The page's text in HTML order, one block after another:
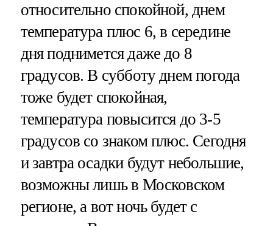
относительно спокойной, днем
температура плюс 6, в середине
дня поднимется даже до 8
градусов. В субботу днем погода
тоже будет спокойная,
температура повысится до 3-5
градусов со знаком плюс. Сегодня
и завтра осадки будут небольшие,
возможны лишь в Московском
регионе, а вот ночь будет с